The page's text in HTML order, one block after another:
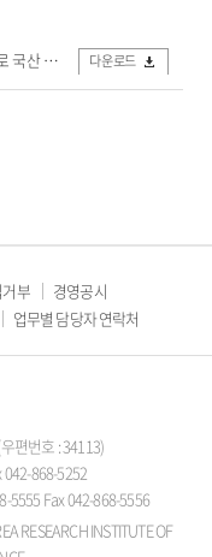
긴다.hwp 다운로드
부
경영공시
업무별 담당자 연락처
편번호 : 34113)
042-868-5252
5555 Fax 042-868-5556
RESEARCH INSTITUTE OF